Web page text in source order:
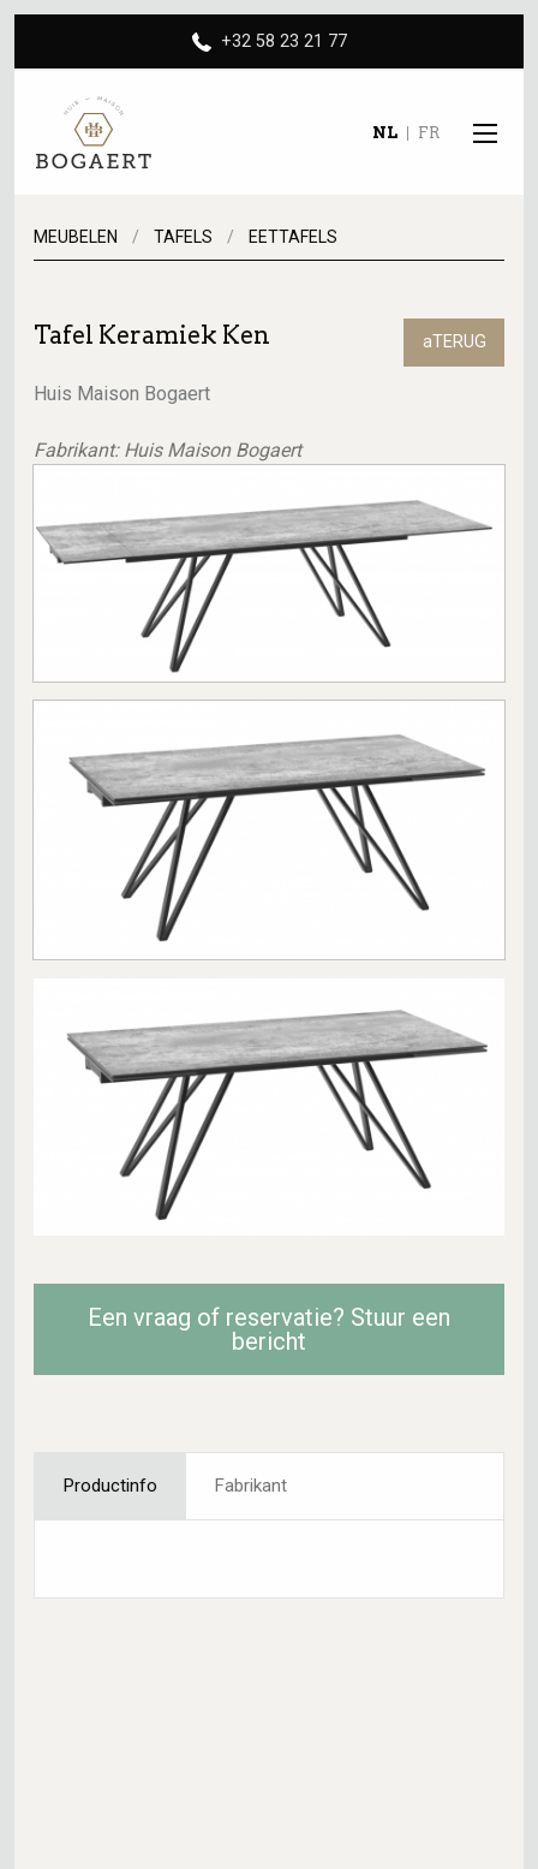
+32 58 23 21 77
NL FR
MEUBELEN TAFELS EETTAFELS
Tafel Keramiek Ken
Huis Maison Bogaert
Fabrikant: Huis Maison Bogaert
aTERUG
Een vraag of reservatie? Stuur een
bericht
Productinfo Fabrikant